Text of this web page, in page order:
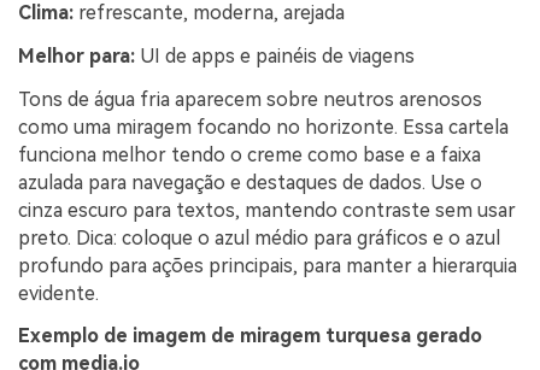
Clima: refrescante, moderna, arejada
Melhor para: UI de apps e painéis de viagens
Tons de água fria aparecem sobre neutros arenosos
como uma miragem focando no horizonte. Essa cartela
funciona melhor tendo o creme como base e a faixa
azulada para navegação e destaques de dados. Use o
cinza escuro para textos, mantendo contraste sem usar
preto. Dica: coloque o azul médio para gráficos e o azul
profundo para ações principais, para manter a hierarquia
evidente.
Exemplo de imagem de miragem turquesa gerado
com media.io